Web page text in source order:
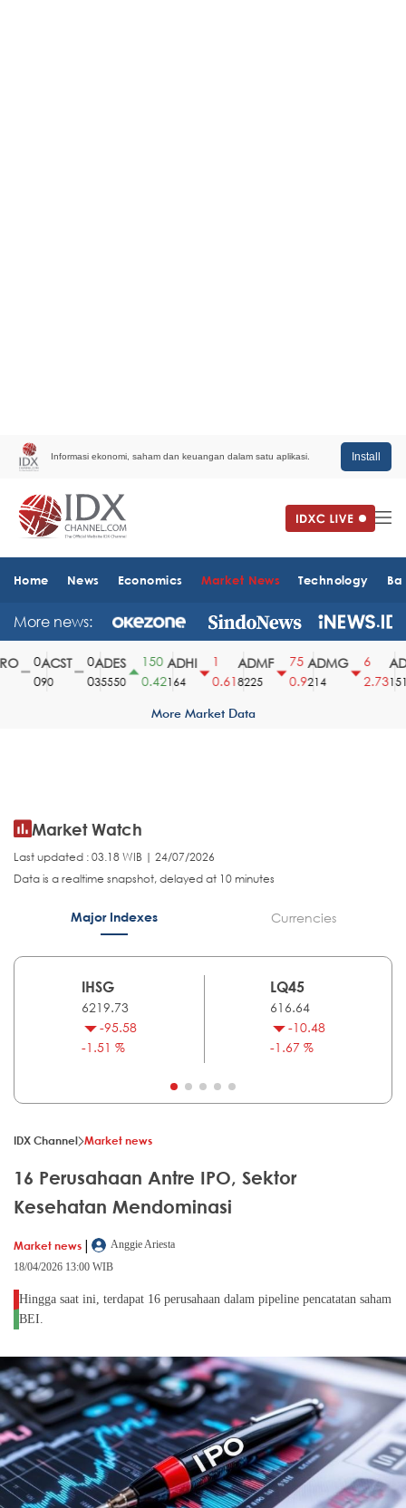
Informasi ekonomi, saham dan keuangan dalam satu aplikasi. Install
Home News Economics Market News Technology
More news:
ACST
90
ADES
35550
150
0.42
ADHI
164
0.61
ADMF
8225
75
0.9
ADMG
214
2.731510
More Market Data
Market Watch
Last updated : 03.18 WIB | 24/07/2026
Data is a realtime snapshot, delayed at 10 minutes
Major Indexes Currencies
IHSG
6219.73
-95.58
-1.51 %
LQ45
616.64
-10.48
-1.67 %
IDX Channel Market news
16 Perusahaan Antre IPO, Sektor
Kesehatan Mendominasi
Market news |
Anggie Ariesta
18/04/2026 13:00 WIB
Hingga saat ini, terdapat 16 perusahaan dalam pipeline pencatatan saham
BEI.